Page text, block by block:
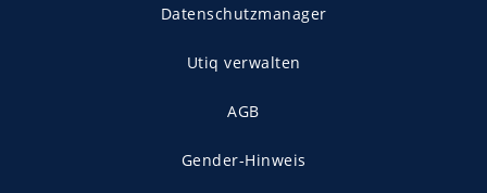
Datenschutzmanager
Utiq verwalten
AGB
Gender-Hinweis